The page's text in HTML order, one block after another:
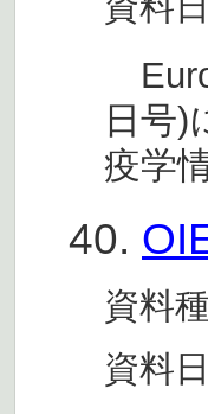
日号)
疫学
40.
資料
資料